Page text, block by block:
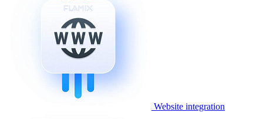
Website integration